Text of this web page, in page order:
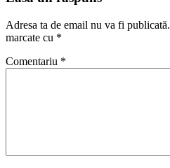
Adresa ta de email nu va fi publicată.
marcate cu *
Comentariu *